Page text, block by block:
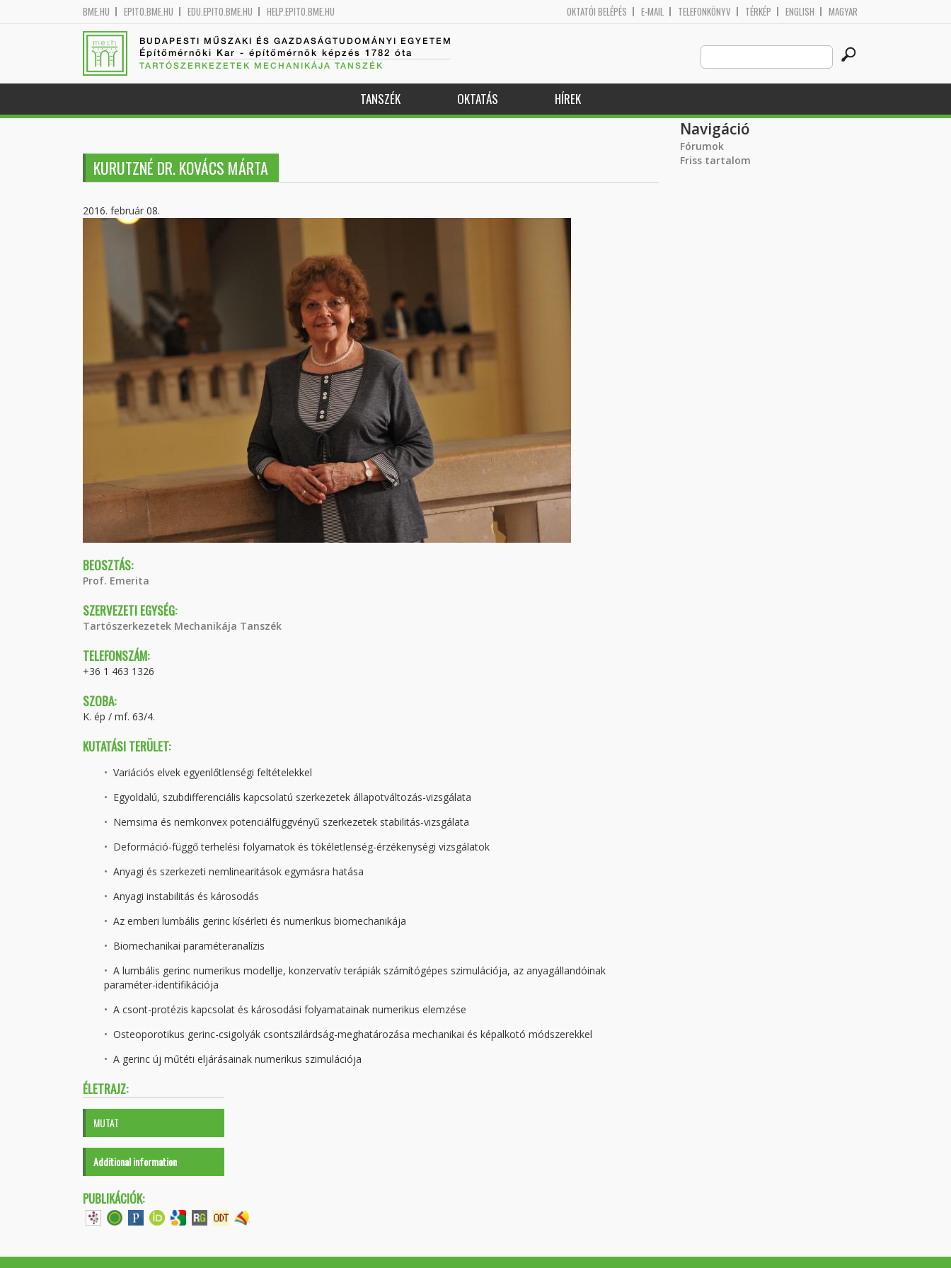
BME.HU EPITO.BME.HU EDU.EPITO.BME.HU HELP.EPITO.BME.HU OKTATÓI BELÉPÉS E-MAIL TELEFONKÖNYV TÉRKÉP ENGLISH MAGYAR
BUDAPESTI MŰSZAKI ÉS GAZDASÁGTUDOMÁNYI EGYETEM
Építőmérnöki Kar - építőmérnök képzés 1782 óta
TARTÓSZERKEZETEK MECHANIKÁJA TANSZÉK
Search
this
site
TANSZÉK OKTATÁS HÍREK
KURUTZNÉ DR. KOVÁCS MÁRTA
2016. február 08.
BEOSZTÁS:
Prof. Emerita
SZERVEZETI EGYSÉG:
Tartószerkezetek Mechanikája Tanszék
TELEFONSZÁM:
+36 1 463 1326
SZOBA:
K. ép / mf. 63/4.
KUTATÁSI TERÜLET:
Variációs elvek egyenlőtlenségi feltételekkel
Egyoldalú, szubdifferenciális kapcsolatú szerkezetek állapotváltozás-vizsgálata
Nemsima és nemkonvex potenciálfüggvényű szerkezetek stabilitás-vizsgálata
Deformáció-függő terhelési folyamatok és tökéletlenség-érzékenységi vizsgálatok
Anyagi és szerkezeti nemlinearitások egymásra hatása
Anyagi instabilitás és károsodás
Az emberi lumbális gerinc kísérleti és numerikus biomechanikája
Biomechanikai paraméteranalízis
A lumbális gerinc numerikus modellje, konzervatív terápiák számítógépes szimulációja, az anyagállandóinak
paraméter-identifikációja
A csont-protézis kapcsolat és károsodási folyamatainak numerikus elemzése
Osteoporotikus gerinc-csigolyák csontszilárdság-meghatározása mechanikai és képalkotó módszerekkel
A gerinc új műtéti eljárásainak numerikus szimulációja
ÉLETRAJZ:
MUTAT
Additional information
PUBLIKÁCIÓK:
Navigáció
Fórumok
Friss tartalom